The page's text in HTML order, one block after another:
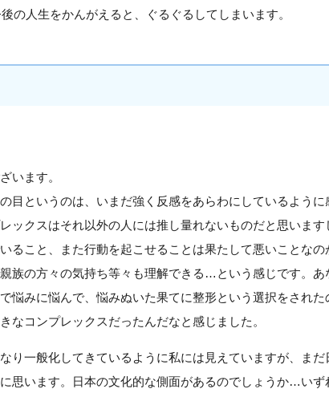
の人生をかんがえると、ぐるぐるしてしまいます。
います。
目というのは、いまだ強く反感をあらわにしているように
ックスはそれ以外の人には推し量れないものだと思います
ること、また行動を起こせることは果たして悪いことな
族の方々の気持ち等々も理解できる…という感じです。あ
悩みに悩んで、悩みぬいた果てに整形という選択をされ
なコンプレックスだったんだなと感じました。
り一般化してきているように私には見えていますが、ま
思います。日本の文化的な側面があるのでしょうか…いず